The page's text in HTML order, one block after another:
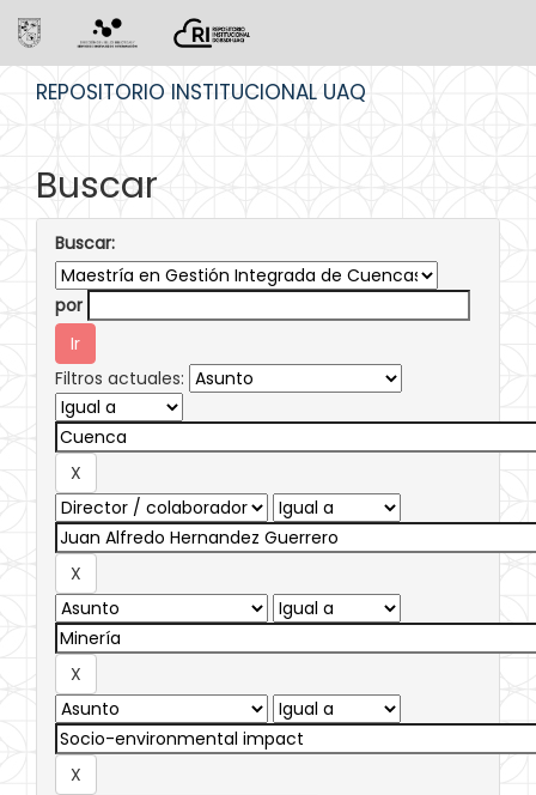
REPOSITORIO INSTITUCIONAL UAQ
Buscar
Buscar:
por
Filtros actuales: